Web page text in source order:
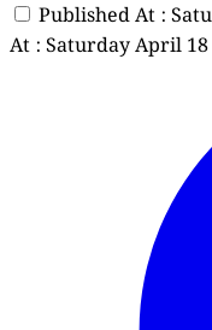
Published At :
At : Saturday April 18